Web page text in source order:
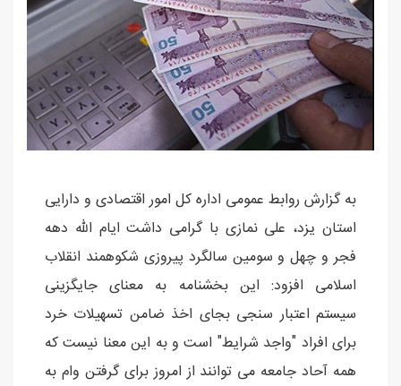
به گزارش روابط عمومی اداره کل امور اقتصادی و دارایی
استان یزد، علی نمازی با گرامی داشت ایام الله دهه
فجر و چهل و سومین سالگرد پیروزی شکوهمند انقلاب
اسلامی افزود: این بخشنامه به معنای جایگزینی
سیستم اعتبار سنجی بجای اخذ ضامن تسهیلات خرد
برای افراد "واجد شرایط" است و به این معنا نیست که
همه آحاد جامعه می توانند از امروز برای گرفتن وام به